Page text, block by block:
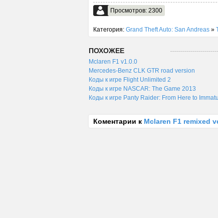
Просмотров: 2300
Категория: Grand Theft Auto: San Andreas »
ПОХОЖЕЕ
Mclaren F1 v1.0.0
Mercedes-Benz CLK GTR road version
Коды к игре Flight Unlimited 2
Коды к игре NASCAR: The Game 2013
Коды к игре Panty Raider: From Here to
Коментарии к Mclaren F1 remixed